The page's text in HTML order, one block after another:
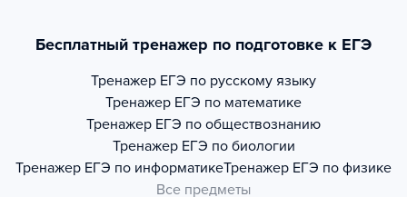
Бесплатный тренажер по подготовке к ЕГЭ
Тренажер ЕГЭ по русскому языку
Тренажер ЕГЭ по математике
Тренажер ЕГЭ по обществознанию
Тренажер ЕГЭ по биологии
Тренажер ЕГЭ по информатикеТренажер ЕГЭ по физике
Все предметы